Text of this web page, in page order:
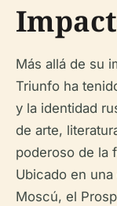
Más allá de su
Triunfo ha
y la identidad
de arte,
poderoso de la
Ubicado en
Moscú, el